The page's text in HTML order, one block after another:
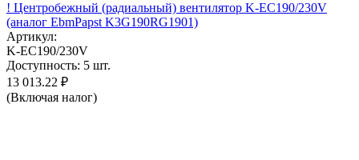
! Центробежный (радиальный) вентилятор K-EC190/230V
(аналог EbmPapst K3G190RG1901)
Артикул:
K-EC190/230V
Доступность: 5 шт.
13 013.22 ₽
(Включая налог)